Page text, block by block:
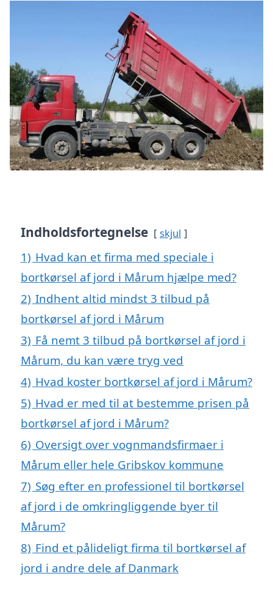
Indholdsfortegnelse skjul
1) Hvad kan et firma med speciale i
bortkørsel af jord i Mårum hjælpe med?
2) Indhent altid mindst 3 tilbud på
bortkørsel af jord i Mårum
3) Få nemt 3 tilbud på bortkørsel af jord i
Mårum, du kan være tryg ved
4) Hvad koster bortkørsel af jord i Mårum?
5) Hvad er med til at bestemme prisen på
bortkørsel af jord i Mårum?
6) Oversigt over vognmandsfirmaer i
Mårum eller hele Gribskov kommune
7) Søg efter en professionel til bortkørsel
af jord i de omkringliggende byer til
Mårum?
8) Find et pålideligt firma til bortkørsel af
jord i andre dele af Danmark